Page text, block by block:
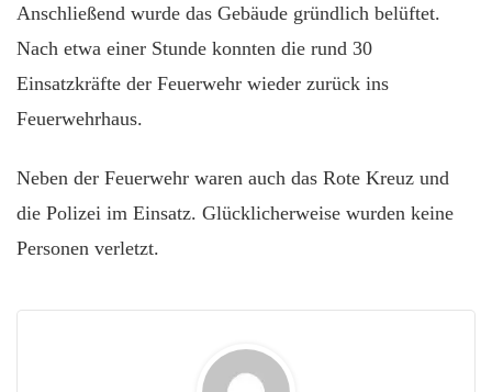
Anschließend wurde das Gebäude gründlich belüftet.
Nach etwa einer Stunde konnten die rund 30
Einsatzkräfte der Feuerwehr wieder zurück ins
Feuerwehrhaus.
Neben der Feuerwehr waren auch das Rote Kreuz und
die Polizei im Einsatz. Glücklicherweise wurden keine
Personen verletzt.